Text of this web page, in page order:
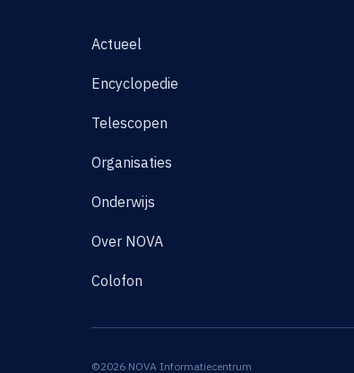
Actueel
Encyclopedie
Telescopen
Organisaties
Onderwijs
Over NOVA
Colofon
©2026 NOVA Informatiecentrum